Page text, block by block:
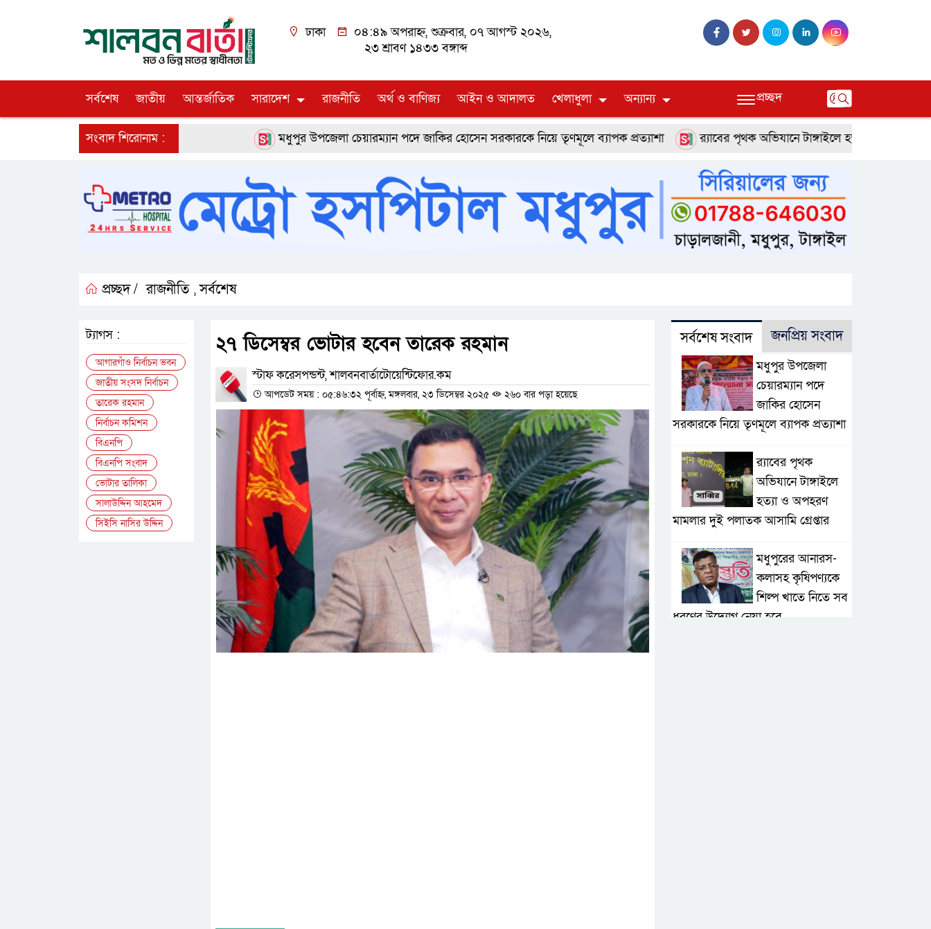
ঢাকা
০৪:৪৯ অপরাহ্ন, শুক্রবার, ০৭ আগস্ট ২০২৬,
২৩ শ্রাবণ ১৪৩৩ বঙ্গাব্দ
সর্বশেষ জাতীয় আন্তর্জাতিক সারাদেশ রাজনীতি অর্থ ও বাণিজ্য আইন ও আদালত খেলাধুলা অন্যান্য প্রচ্ছদ
সংবাদ শিরোনাম : মধুপুর উপজেলা চেয়ারম্যান পদে জাকির হোসেন সরকারকে নিয়ে তৃণমূলে ব্যাপক প্রত্যাশা র‌্যাবের পৃথক অভিযানে টাঙ্গাইলে হত্যা ও অপহরণ মামলার দুই
প্রচ্ছদ / রাজনীতি ,সর্বশেষ
২৭ ডিসেম্বর ভোটার হবেন তারেক রহমান
স্টাফ করেসপন্ডন্ট, শালবনবার্তাটোয়েন্টিফোর.কম
আপডেট সময় : ০৫:৪৬:৩২ পূর্বাহ্ন, মঙ্গলবার, ২৩ ডিসেম্বর ২০২৫ ২৬০ বার পড়া হয়েছে
ট্যাগস :
আগারগাঁও নির্বাচন ভবন
জাতীয় সংসদ নির্বাচন
তারেক রহমান
নির্বাচন কমিশন
বিএনপি
বিএনপি সংবাদ
ভোটার তালিকা
সালাউদ্দিন আহমেদ
সিইসি নাসির উদ্দিন
সর্বশেষ সংবাদ জনপ্রিয় সংবাদ
মধুপুর উপজেলা
চেয়ারম্যান পদে
জাকির হোসেন
সরকারকে নিয়ে তৃণমূলে ব্যাপক প্রত্যাশা
র‌্যাবের পৃথক
অভিযানে টাঙ্গাইলে
হত্যা ও অপহরণ
মামলার দুই পলাতক আসামি গ্রেপ্তার
মধুপুরের আনারস-
কলাসহ কৃষিপণ্যকে
শিল্প খাতে নিতে সব
ধরণের উদ্যোগ নেয়া হবে